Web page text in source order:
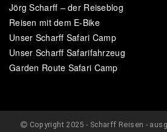
Jörg Scharff – der Reiseblog
Reisen mit dem E-Bike
Unser Scharff Safari Camp
Unser Scharff Safarifahrzeug
Garden Route Safari Camp
Copyright 2025 - Scharff Reisen -